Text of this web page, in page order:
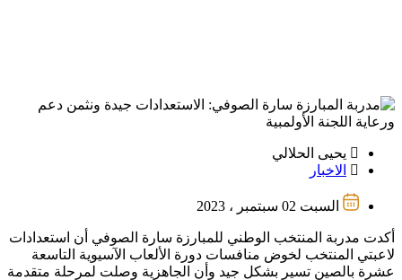
يحيى الحلالي
الاخبار
السبت 02 سبتمبر ، 2023
أكدت مدربة المنتخب الوطني للمبارزة سارة الصوفي أن استعدادات
لاعبتي المنتخب لخوض منافسات دورة الألعاب الآسيوية التاسعة
عشرة بالصين تسير بشكل جيد وأن الجاهزية وصلت لمرحلة متقدمة